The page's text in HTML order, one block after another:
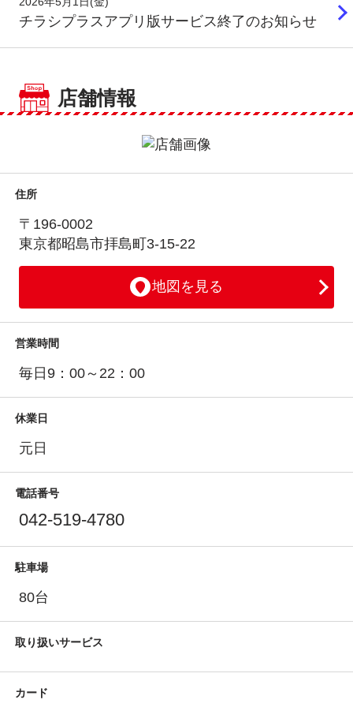
チラシプラスアプリ版サービス終了のお知らせ
店舗情報
住所
〒196-0002
東京都昭島市拝島町3-15-22
地図を見る
営業時間
毎日9：00～22：00
休業日
元日
電話番号
042-519-4780
駐車場
80台
取り扱いサービス
カード